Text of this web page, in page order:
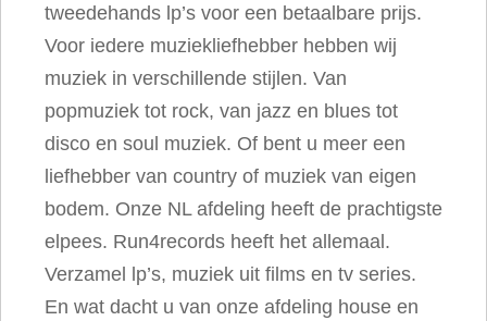
tweedehands lp’s voor een betaalbare prijs.
Voor iedere muziekliefhebber hebben wij
muziek in verschillende stijlen. Van
popmuziek tot rock, van jazz en blues tot
disco en soul muziek. Of bent u meer een
liefhebber van country of muziek van eigen
bodem. Onze NL afdeling heeft de prachtigste
elpees. Run4records heeft het allemaal.
Verzamel lp’s, muziek uit films en tv series.
En wat dacht u van onze afdeling house en